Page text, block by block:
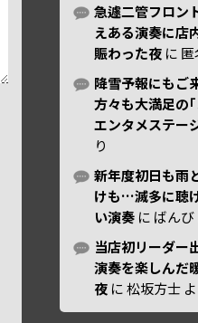
急遽二管フロン
えある演奏に店
賑わった夜 に 匿
降雪予報にもご
方々も大満足の
エンタメステー
り
新年度初日も雨
けも…滅多に聴
い演奏 に ばんび
当店初リーダー
演奏を楽しんだ
夜 に松坂方士